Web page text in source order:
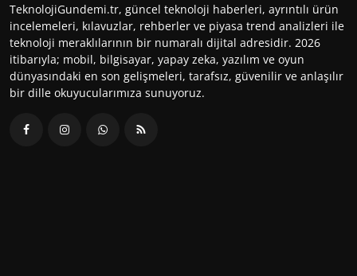
TeknolojiGundemi.tr, güncel teknoloji haberleri, ayrıntılı ürün
incelemeleri, kılavuzlar, rehberler ve piyasa trend analizleri ile
teknoloji meraklılarının bir numaralı dijital adresidir. 2026
itibarıyla; mobil, bilgisayar, yapay zeka, yazılım ve oyun
dünyasındaki en son gelişmeleri, tarafsız, güvenilir ve anlaşılır
bir dille okuyucularımıza sunuyoruz.